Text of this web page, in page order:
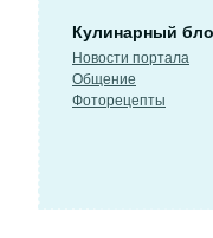
Кулинарный
Новости портала
Общение
Фоторецепты